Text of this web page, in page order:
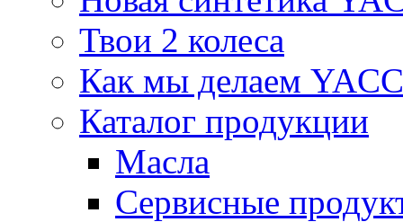
Твои 2 колеса
Как мы делаем
Каталог продукции
Масла
Сервисные